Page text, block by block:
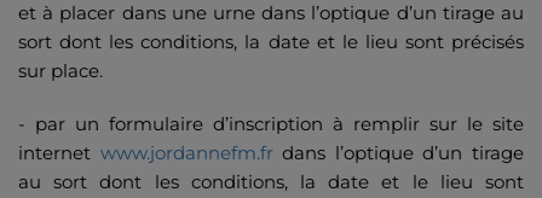
et à placer dans une urne dans l’optique d’un tirage au
sort dont les conditions, la date et le lieu sont précisés
sur place.
- par un formulaire d’inscription à remplir sur le site
internet www.jordannefm.frdans l’optique d’un tirage
au sort dont les conditions, la date et le lieu sont